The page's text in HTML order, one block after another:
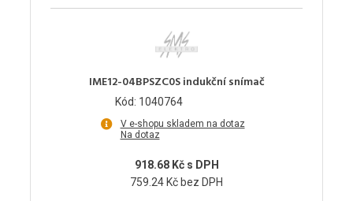
IME12-04BPSZC0S indukční snímač
Kód: 1040764
V e-shopu skladem na dotaz
Na dotaz
918.68 Kč s DPH
759.24 Kč bez DPH